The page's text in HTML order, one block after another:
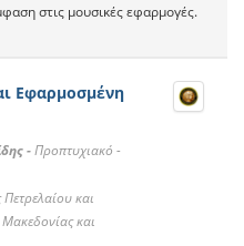
στις μουσικές εφαρμογές.
Εφαρμοσμένη
-Προπτυχιακό -
και
και